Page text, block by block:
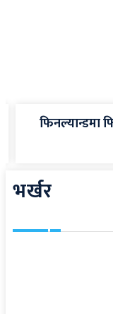
फिनल्यान्डमा
भर्खर